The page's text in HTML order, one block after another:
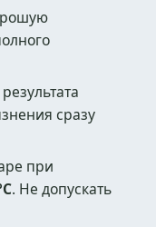
сразу
при
. Не допускать